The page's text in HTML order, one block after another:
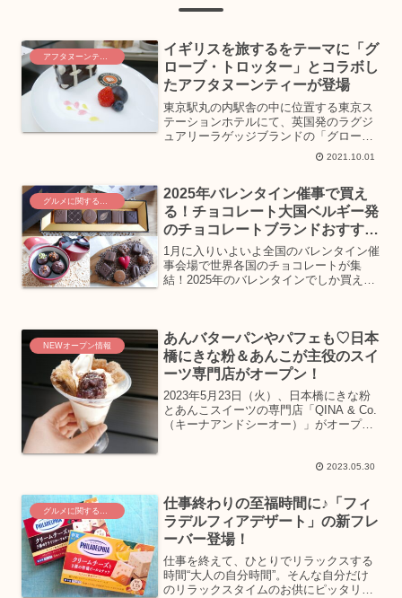
アフタヌーンティーを巡る旅
イギリスを旅するをテーマに「グ
ローブ・トロッター」とコラボし
たアフタヌーンティーが登場
東京駅丸の内駅舎の中に位置する東京ス
テーションホテルにて、英国発のラグジ
ュアリーラゲッジブランドの「グロー
ブ・トロッター」と初コラボレーション
したアフタヌーンティーが、ゲストラウ
にち限定で開催中！189...
2021.10.01
グルメに関するニュース
2025年バレンタイン催事で買え
る！チョコレート大国ベルギー発
のチョコレートブランドおすすめ
3選
1月に入りいよいよ全国のバレンタイン催
事会場で世界各国のチョコレートが集
結！2025年のバレンタインでしか買えな
す。まずご紹介する...
NEWオープン情報
あんバターパンやパフェも♡日本
橋にきな粉＆あんこが主役のスイ
ーツ専門店がオープン！
2023年5月23日（火）、日本橋にきな粉
とあんこスイーツの専門店「QINA & Co.
（キーナアンドシーオー）」がオープ
ン！ここでしか味わえない店舗限定品に
2023.05.30
仕事終わりの至福時間に♪「フィ
ラデルフィアデザート」の新フレ
ーバー登場！
仕事を終えて、ひとりでリラックスする
時間“大人の自分時間”。そんな自分だけ
のリラックスタイムのお供にピッタリな